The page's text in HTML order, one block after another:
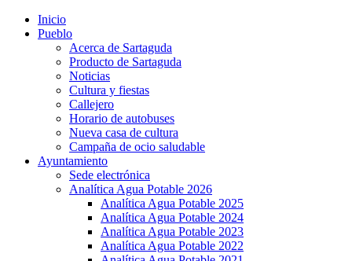
Inicio
Pueblo
Acerca de Sartaguda
Producto de Sartaguda
Noticias
Cultura y fiestas
Callejero
Horario de autobuses
Nueva casa de cultura
Campaña de ocio saludable
Ayuntamiento
Sede electrónica
Analítica Agua Potable 2026
Analítica Agua Potable 2025
Analítica Agua Potable 2024
Analítica Agua Potable 2023
Analítica Agua Potable 2022